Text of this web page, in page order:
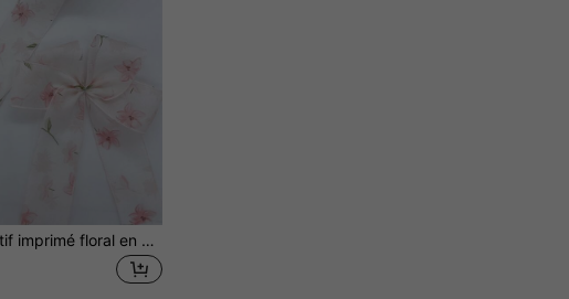
Ruban décoratif imprimé floral en organza Doli de 3,8 cm de large, 10 yards/rouleau, emballage cadeau pour la Saint-Valentin